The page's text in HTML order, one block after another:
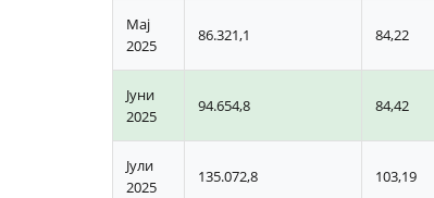
Мај
2025
86.321,1 84,22
Јуни
2025
94.654,8 84,42
Јули
2025
135.072,8 103,19